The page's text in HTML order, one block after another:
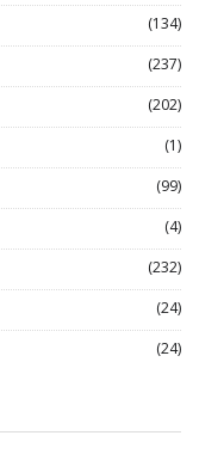
(134)
(237)
(202)
(1)
(99)
(4)
(232)
(24)
(24)